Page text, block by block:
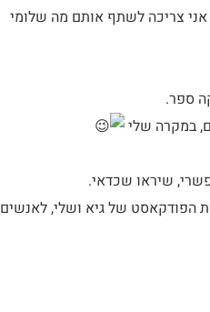
אני צריכה לשתף אותם מה שלומי
ספר.
במקרה שלי
שיראו שכדאי.
הפודקאסט של גיא ושלי, לאנשים